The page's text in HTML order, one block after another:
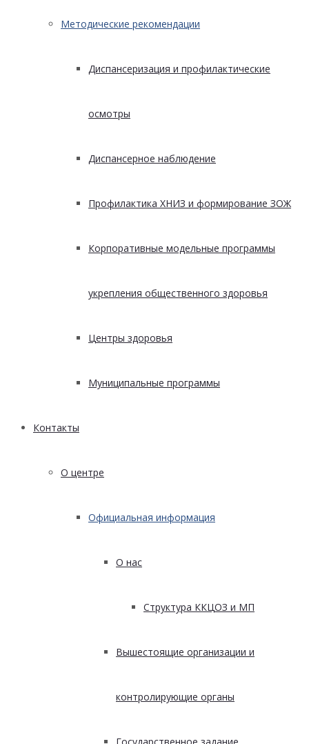
Методические рекомендации
Диспансеризация и профилактические
осмотры
Диспансерное наблюдение
Профилактика ХНИЗ и формирование ЗОЖ
Корпоративные модельные программы
укрепления общественного здоровья
Центры здоровья
Муниципальные программы
Контакты
О центре
Официальная информация
О нас
Структура ККЦОЗ и МП
Вышестоящие организации и
контролирующие органы